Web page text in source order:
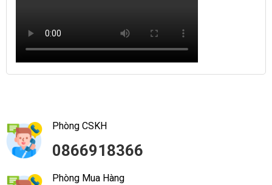
Phòng CSKH
0866918366
Phòng Mua Hàng